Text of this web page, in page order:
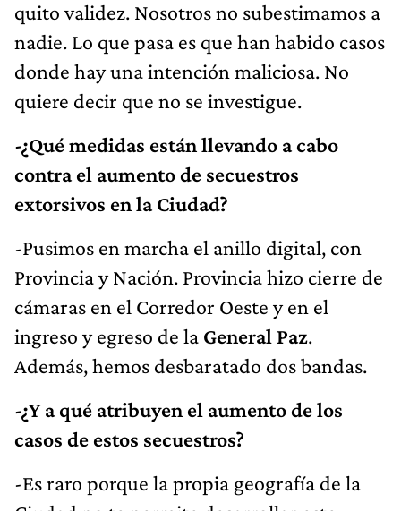
quito validez. Nosotros no subestimamos a
nadie. Lo que pasa es que han habido casos
donde hay una intención maliciosa. No
quiere decir que no se investigue.
-¿Qué medidas están llevando a cabo
contra el aumento de secuestros
extorsivos en la Ciudad?
-Pusimos en marcha el anillo digital, con
Provincia y Nación. Provincia hizo cierre de
cámaras en el Corredor Oeste y en el
ingreso y egreso de la General Paz.
Además, hemos desbaratado dos bandas.
-¿Y a qué atribuyen el aumento de los
casos de estos secuestros?
-Es raro porque la propia geografía de la